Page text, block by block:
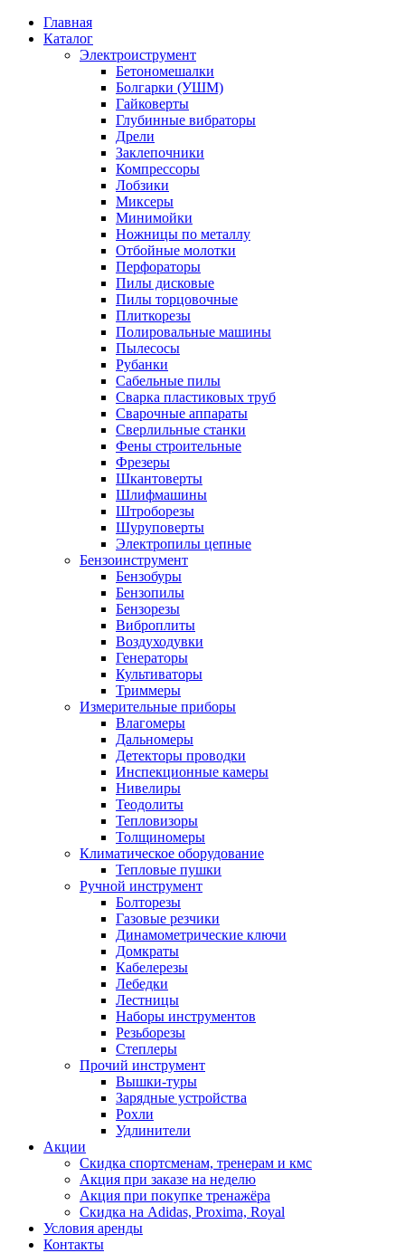
Главная
Каталог
Электроиструмент
Бетономешалки
Болгарки (УШМ)
Гайковерты
Глубинные вибраторы
Дрели
Заклепочники
Компрессоры
Лобзики
Миксеры
Минимойки
Ножницы по металлу
Отбойные молотки
Перфораторы
Пилы дисковые
Пилы торцовочные
Плиткорезы
Полировальные машины
Пылесосы
Рубанки
Сабельные пилы
Сварка пластиковых труб
Сварочные аппараты
Сверлильные станки
Фены строительные
Фрезеры
Шкантоверты
Шлифмашины
Штроборезы
Шуруповерты
Электропилы цепные
Бензоинструмент
Бензобуры
Бензопилы
Бензорезы
Виброплиты
Воздуходувки
Генераторы
Культиваторы
Триммеры
Измерительные приборы
Влагомеры
Дальномеры
Детекторы проводки
Инспекционные камеры
Нивелиры
Теодолиты
Тепловизоры
Толщиномеры
Климатическое оборудование
Тепловые пушки
Ручной инструмент
Болторезы
Газовые резчики
Динамометрические ключи
Домкраты
Кабелерезы
Лебедки
Лестницы
Наборы инструментов
Резьборезы
Степлеры
Прочий инструмент
Вышки-туры
Зарядные устройства
Рохли
Удлинители
Акции
Скидка спортсменам, тренерам и кмс
Акция при заказе на неделю
Акция при покупке тренажёра
Скидка на Adidas, Proxima, Royal
Условия аренды
Контакты